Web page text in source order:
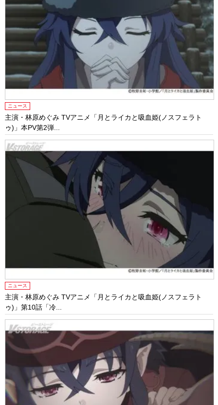
ニュース
主演・林原めぐみ TVアニメ「月とライカと吸血姫(ノスフェラト
ゥ)」本PV第2弾...
ニュース
主演・林原めぐみ TVアニメ「月とライカと吸血姫(ノスフェラト
ゥ)」第10話「冷...